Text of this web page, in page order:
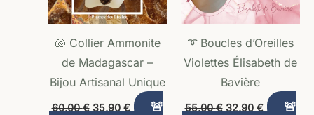
🐚 Collier Ammonite
de Madagascar –
Bijou Artisanal Unique
60,00€ 35,90 €
🚨
➰ Boucles d’Oreilles
Violettes Élisabeth de
Bavière
55,00€ 32,90 €
🚨